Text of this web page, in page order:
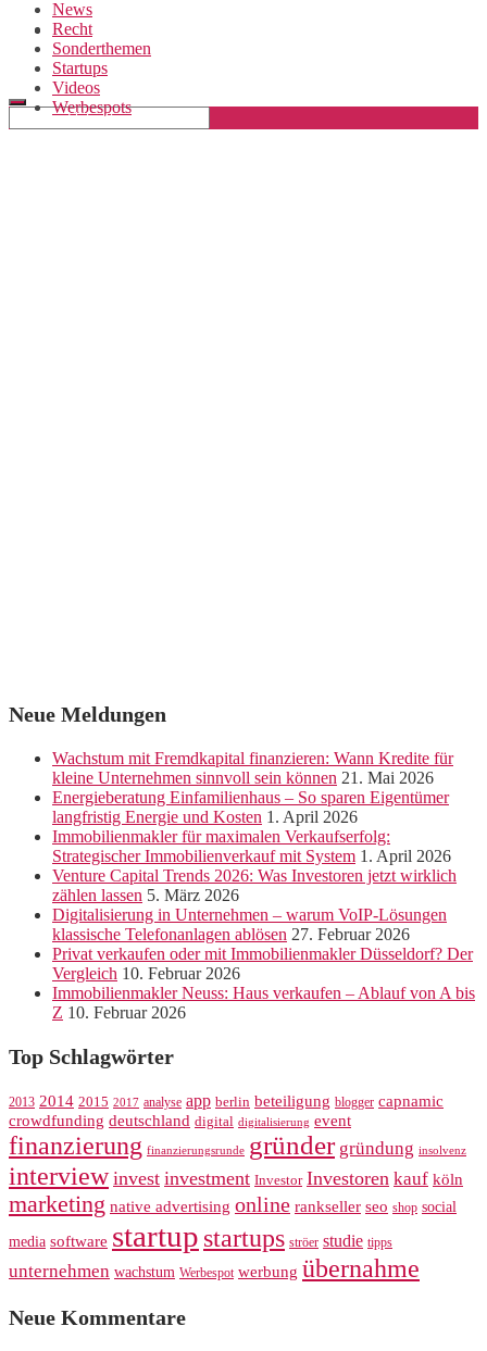
Geschäftskonto eröffnen
News
Recht
Sonderthemen
Startups
Videos
Werbespots
Neue Meldungen
Wachstum mit Fremdkapital finanzieren: Wann Kredite für
kleine Unternehmen sinnvoll sein können 21. Mai 2026
Energieberatung Einfamilienhaus – So sparen Eigentümer
langfristig Energie und Kosten 1. April 2026
Immobilienmakler für maximalen Verkaufserfolg:
Strategischer Immobilienverkauf mit System 1. April 2026
Venture Capital Trends 2026: Was Investoren jetzt wirklich
zählen lassen 5. März 2026
Digitalisierung in Unternehmen – warum VoIP-Lösungen
klassische Telefonanlagen ablösen 27. Februar 2026
Privat verkaufen oder mit Immobilienmakler Düsseldorf? Der
Vergleich 10. Februar 2026
Immobilienmakler Neuss: Haus verkaufen – Ablauf von A bis
Z 10. Februar 2026
Top Schlagwörter
2013 2014 2015 2017 analyse app berlin beteiligung blogger capnamic
crowdfunding deutschland digital digitalisierung event
finanzierung finanzierungsrunde gründer gründung insolvenz
interview invest investment Investor Investoren kauf köln
marketing native advertising online rankseller seo shop social
media software startup startups ströer studie tipps
unternehmen wachstum Werbespot werbung übernahme
Neue Kommentare